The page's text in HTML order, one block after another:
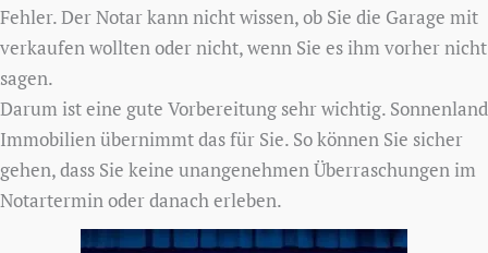
Fehler. Der Notar kann nicht wissen, ob Sie die Garage mit
verkaufen wollten oder nicht, wenn Sie es ihm vorher nicht
sagen.
Darum ist eine gute Vorbereitung sehr wichtig. Sonnenland
Immobilien übernimmt das für Sie. So können Sie sicher
gehen, dass Sie keine unangenehmen Überraschungen im
Notartermin oder danach erleben.